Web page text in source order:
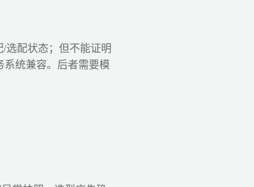
选配状态；但不能证明
统兼容。后者需要模